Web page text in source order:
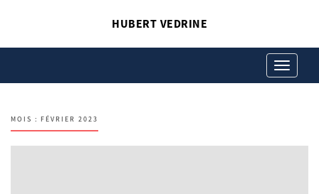
HUBERT VEDRINE
Toggle
navigation
MOIS : FÉVRIER 2023